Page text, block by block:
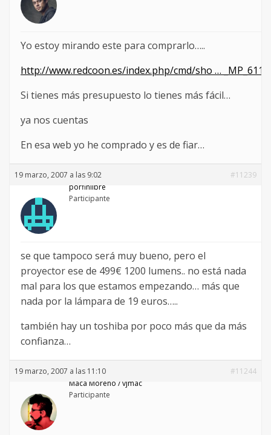
Yo estoy mirando este para comprarlo…..
http://www.redcoon.es/index.php/cmd/sho …
Si tienes más presupuesto lo tienes más fácil…
ya nos cuentas
En esa web yo he comprado y es de fiar…
19 marzo, 2007 a las 9:02
#11239
porfinlibre
Participante
se que tampoco será muy bueno, pero el
proyector ese de 499€ 1200 lumens.. no está nada
mal para los que estamos empezando… más que
nada por la lámpara de 19 euros…..
también hay un toshiba por poco más que da más
confianza…
19 marzo, 2007 a las 11:10
#11244
Maca Moreno / vjmac
Participante